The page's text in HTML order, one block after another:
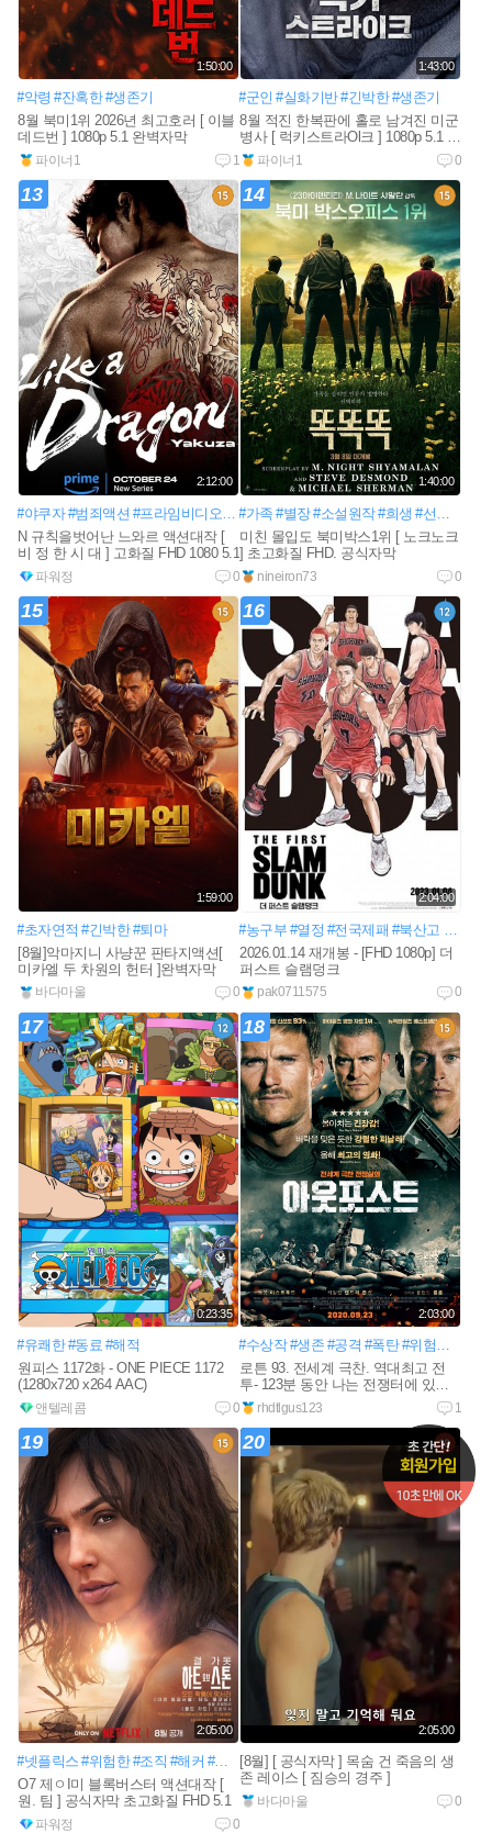
1:50:00
#악령 #잔혹한 #생존기
8월 북미1위 2026년 최고호러 [ 이블
데드번 ] 1080p 5.1 완벽자막
파이너1 1
1:43:00
#군인 #실화기반#긴박한 #생존기
8월 적진 한복판에 홀로 남겨진 미군
병사 [ 럭키스트라Ol크 ] 1080p 5.1 완
벽자막
파이너1 0
13
2:12:00
#야쿠자 #범죄액션 #프라임비디오
#일본게임
N 규칙을벗어난 느와르 액션대작 [
비 정 한 시 대 ] 고화질 FHD 1080 5.1
파워정 0
14
1:40:00
#가족 #별장#소설원작#희생 #선택
미친 몰입도 북미박스1위 [ 노크노크
] 초고화질 FHD. 공식자막
nineiron73 0
15
1:59:00
#초자연적 #긴박한 #퇴마
[8월]악마지니 사냥꾼 판타지액션[
미카엘 두 차원의 헌터 ]완벽자막
바다마울 0
16
2:04:00
#농구부 #열정 #전국제패 #북산고
2026.01.14 재개봉 - [FHD 1080p] 더
퍼스트 슬램덩크
pak0711575 0
17
0:23:35
#유쾌한 #동료 #해적
원피스 1172화 - ONE PIECE 1172
(1280x720 x264 AAC)
앤텔레콤 0
18
2:03:00
#수상작 #생존 #공격 #폭탄 #위험한
로튼 93. 전세계 극찬. 역대최고 전
투- 123분 동안 나는 전쟁터에 있었
다 rhdtlgus123 1
19
2:05:00
#넷플릭스 #위험한 #조직 #해커 #무기 #베일 #첩보요원 #국제평화#막강한
O7 제ㅇI미 블록버스터 액션대작 [
원. 팀 ] 공식자막 초고화질 FHD 5.1
파워정 0
20
2:05:00
[8월] [ 공식자막 ] 목숨 건 죽음의 생
존 레이스 [ 짐승의 경주 ]
바다마울 0